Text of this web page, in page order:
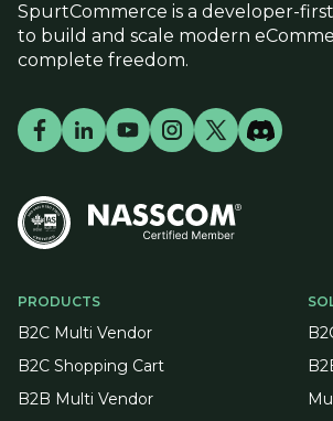
PRODUCTS
B2C Multi Vendor
B2C Shopping Cart
B2B Multi Vendor
SpurtCommerce is a developer-
to build and scale modern
complete freedom.